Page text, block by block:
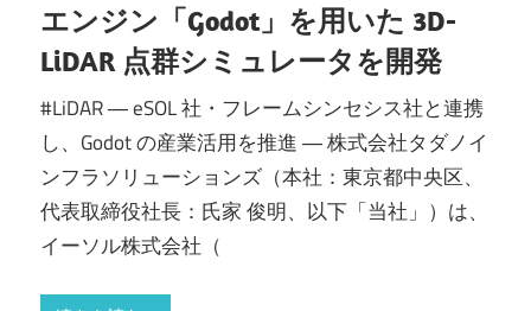
エンジン「Godot」を用いた 3D-
LiDAR 点群シミュレータを開発
#LiDAR ― eSOL 社・フレームシンセシス社と連携
し、Godot の産業活用を推進 ― 株式会社タダノイ
ンフラソリューションズ（本社：東京都中央区、
代表取締役社長：氏家 俊明、以下「当社」）は、
イーソル株式会社（